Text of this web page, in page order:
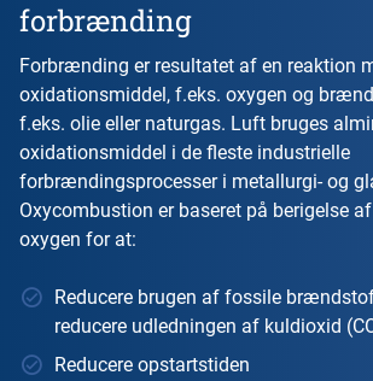
forbrænding
Forbrænding er resultatet af en reaktion
oxidationsmiddel, f.eks. oxygen og
f.eks. olie eller naturgas. Luft bruges
oxidationsmiddel i de fleste industrielle
forbrændingsprocesser i metallurgi- og
Oxycombustion er baseret på berigelse
oxygen for at:
Reducere brugen af fossile
reducere udledningen af kuldioxid
Reducere opstartstiden